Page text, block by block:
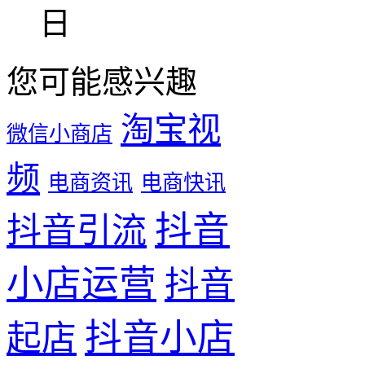
日
您可能感兴趣
微信小商店 淘宝视
频 电商资讯 电商快讯
抖音引流 抖音
小店运营 抖音
起店 抖音小店